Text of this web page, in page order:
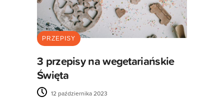
PRZEPISY
3 przepisy na wegetariańskie
Święta
12 października 2023